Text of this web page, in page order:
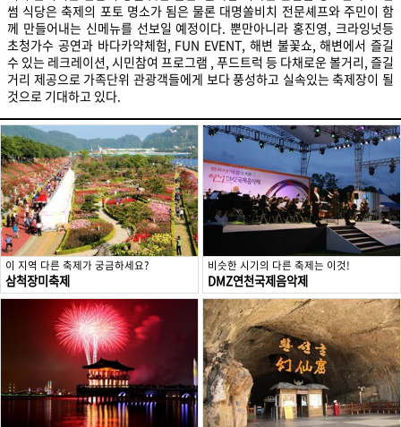
썸 식당은 축제의 포토 명소가 됨은 물론 대명쏠비치 전문셰프와 주민이 함
께 만들어내는 신메뉴를 선보일 예정이다. 뿐만아니라 홍진영, 크라잉넛등
초청가수 공연과 바다카약체험, FUN EVENT, 해변 불꽃쇼, 해변에서 즐길
수 있는 레크레이션, 시민참여 프로그램 , 푸드트럭 등 다채로운 볼거리, 즐길
거리 제공으로 가족단위 관광객들에게 보다 풍성하고 실속있는 축제장이 될
것으로 기대하고 있다.
이 지역 다른 축제가 궁금하세요?
삼척장미축제
비슷한 시기의 다른 축제는 이것!
DMZ연천국제음악제